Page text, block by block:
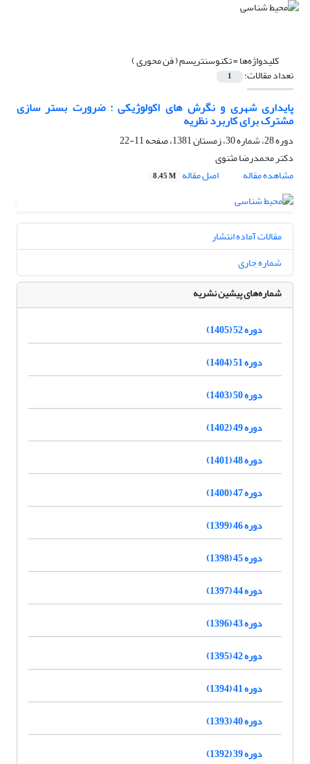
کلیدواژه‌ها =تکنوسنتریسم ( فن محوری )
تعداد مقالات: 1
پایداری شهری و نگرش های اکولوژیکی : ضرورت بستر سازی
مشترک برای کاربرد نظریه
دوره 28، شماره 30، زمستان 1381، صفحه
11-22
دکتر محمدرضا مثنوی
مشاهده مقاله
اصل مقاله 8.45 M
مقالات آماده انتشار
شماره جاری
شماره‌های پیشین نشریه
دوره 52 (1405)
دوره 51 (1404)
دوره 50 (1403)
دوره 49 (1402)
دوره 48 (1401)
دوره 47 (1400)
دوره 46 (1399)
دوره 45 (1398)
دوره 44 (1397)
دوره 43 (1396)
دوره 42 (1395)
دوره 41 (1394)
دوره 40 (1393)
دوره 39 (1392)